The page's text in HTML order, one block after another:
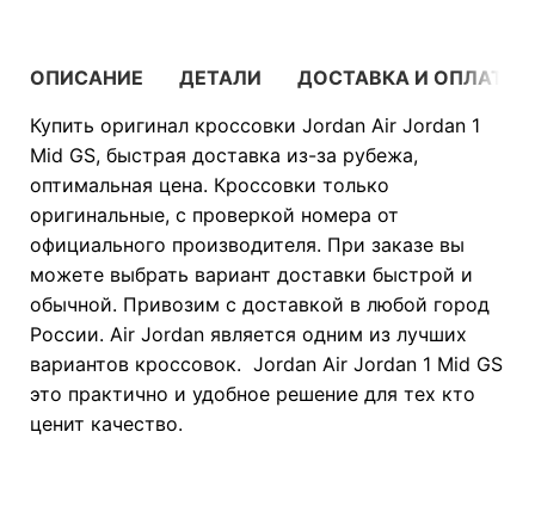
ОПИСАНИЕ ДЕТАЛИ
ДОСТАВКА И ОПЛАТА
Купить оригинал кроссовки Jordan Air Jordan 1
Mid GS, быстрая доставка из-за рубежа,
оптимальная цена. Кроссовки только
оригинальные, с проверкой номера от
официального производителя. При заказе вы
можете выбрать вариант доставки быстрой и
обычной. Привозим с доставкой в любой город
России. Air Jordan является одним из лучших
вариантов кроссовок. Jordan Air Jordan 1 Mid GS
это практично и удобное решение для тех кто
ценит качество.